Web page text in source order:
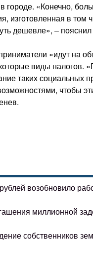
«Конечно,
изготовленная в
дешевле», – пояснил
«идут на
виды налогов.
таких социальных
чтобы
возобновило
миллионной
собственников